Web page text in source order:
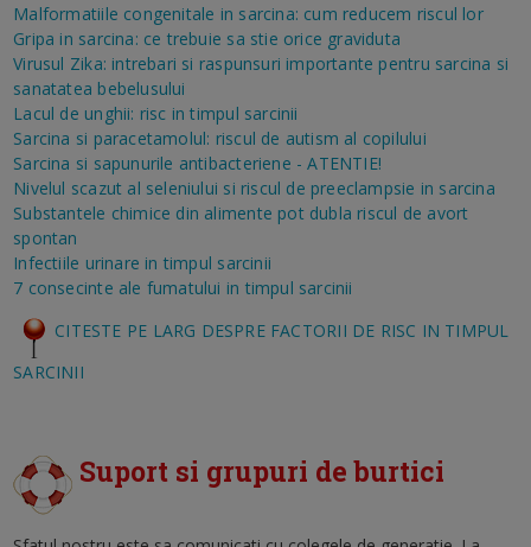
Malformatiile congenitale in sarcina: cum reducem riscul lor
Gripa in sarcina: ce trebuie sa stie orice graviduta
Virusul Zika: intrebari si raspunsuri importante pentru sarcina si
sanatatea bebelusului
Lacul de unghii: risc in timpul sarcinii
Sarcina si paracetamolul: riscul de autism al copilului
Sarcina si sapunurile antibacteriene - ATENTIE!
Nivelul scazut al seleniului si riscul de preeclampsie in sarcina
Substantele chimice din alimente pot dubla riscul de avort
spontan
Infectiile urinare in timpul sarcinii
7 consecinte ale fumatului in timpul sarcinii
CITESTE PE LARG DESPRE FACTORII DE RISC IN TIMPUL
SARCINII
Suport si grupuri de burtici